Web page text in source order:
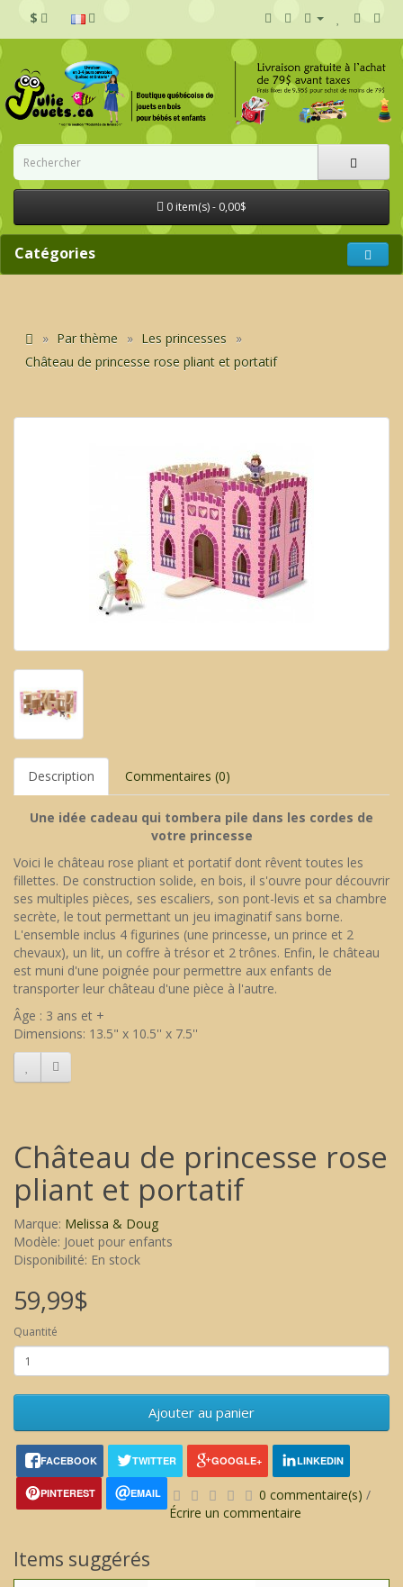
$
0 item(s) - 0,00$
Catégories
Par thème
Les princesses
Château de princesse rose pliant et portatif
Description Commentaires (0)
Une idée cadeau qui tombera pile dans les cordes de
votre princesse
Voici le château rose pliant et portatif dont rêvent toutes les
fillettes. De construction solide, en bois, il s'ouvre pour découvrir
ses multiples pièces, ses escaliers, son pont-levis et sa chambre
secrète, le tout permettant un jeu imaginatif sans borne.
L'ensemble inclus 4 figurines (une princesse, un prince et 2
chevaux), un lit, un coffre à trésor et 2 trônes. Enfin, le château
est muni d'une poignée pour permettre aux enfants de
transporter leur château d'une pièce à l'autre.
Âge : 3 ans et +
Dimensions: 13.5" x 10.5'' x 7.5''
Château de princesse rose
pliant et portatif
Marque: Melissa & Doug
Modèle: Jouet pour enfants
Disponibilité: En stock
59,99$
Quantité
Ajouter au panier
FACEBOOK TWITTER GOOGLE+ LINKEDIN
PINTEREST EMAIL 0 commentaire(s) /
Écrire un commentaire
Items suggérés